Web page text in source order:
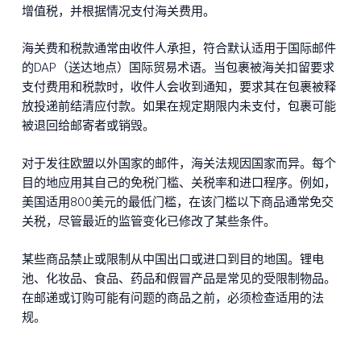
增值税，并根据情况支付海关费用。
海关费和税款通常由收件人承担，符合默认适用于国际邮件
的DAP（送达地点）国际贸易术语。当包裹被海关扣留要求
支付费用和税款时，收件人会收到通知，要求其在包裹被释
放投递前结清应付款。如果在规定期限内未支付，包裹可能
被退回给邮寄者或销毁。
对于发往欧盟以外国家的邮件，海关法规因国家而异。每个
目的地应用其自己的免税门槛、关税率和进口程序。例如，
美国适用800美元的最低门槛，在该门槛以下商品通常免交
关税，尽管最近的监管变化已修改了某些条件。
某些商品禁止或限制从中国出口或进口到目的地国。锂电
池、化妆品、食品、药品和假冒产品是常见的受限制物品。
在邮递或订购可能有问题的商品之前，必须检查适用的法
规。